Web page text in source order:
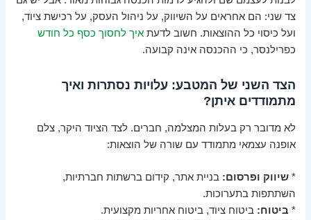
צד שני: הם אחראים על השיווק, על ניהול העסק, על רכישת ציוד,
ועל כיסוי כל ההוצאות. חשוב לדעתאיך לחסוך כסף כל חודש
כפרילנסר, כי ההכנסה אינה קבועה.
הצד השני של המטבע: עלויות נסתרות ואיך
מתמודדים איתן?
לא מדובר רק בעלות המצלמה, חברים. לצד הציוד היקר, צלם
אופנה עצמאי מתמודד עם שורה של הוצאות:
*שיווק ופרסום: בניית אתר, קידום ברשתות חברתיות,
השתתפות בתערוכות.
* ביטוח: ביטוח ציוד, ביטוח אחריות מקצועית.